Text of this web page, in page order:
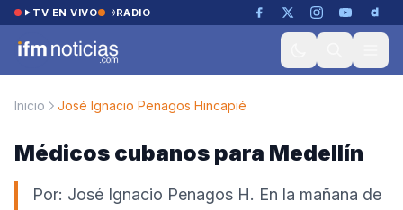
Saltar al contenido
TV EN VIVO RADIO
Inicio José Ignacio Penagos Hincapié
Médicos cubanos para Medellín
Por: José Ignacio Penagos H. En la mañana de